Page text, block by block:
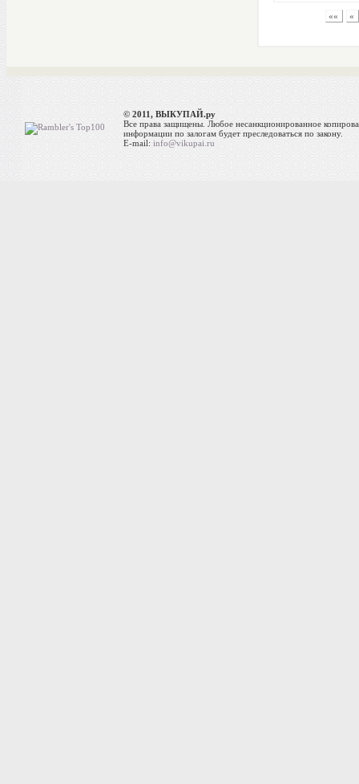
«« «
© 2011, ВЫКУПАЙ.ру
Все права защищены. Любое несанкционированное
информации по залогам будет преследоваться по закону.
E-mail:info@vikupai.ru